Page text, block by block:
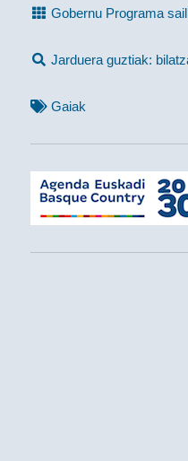
Gobernu Programa
Jarduera guztiak:
Gaiak